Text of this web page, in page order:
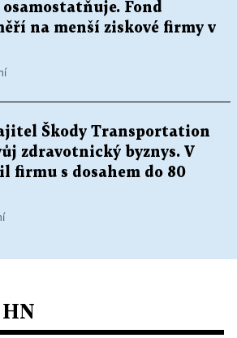
osamostatňuje. Fond
na menší ziskové firmy v
Škody Transportation
zdravotnický byznys. V
firmu s dosahem do 80